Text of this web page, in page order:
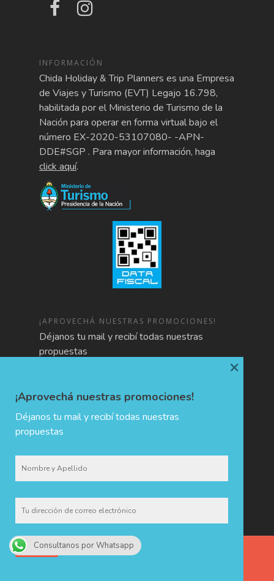
INFORMACIÓN
Chida Holiday & Trip Planners es una Empresa
de Viajes y Turismo (EVT) Legajo 16.798,
habilitada por el Ministerio de Turismo de la
Nación para operar en forma virtual bajo el
número EX-2020-53107080- -APN-
DDE#SGP . Para mayor información, haga
click aquí.
¡APROVECHÁ NUESTRAS PROMOCIONES!
Déjanos tu mail y recibí todas nuestras
propuestas
CHIDA · Holiday & Trip Planners © 2017 - Todos los derechos
Consultanos por Whatsapp
¡Aprovechá nuestras promociones!
Déjanos tu mail y recibí todas nuestras
propuestas
×